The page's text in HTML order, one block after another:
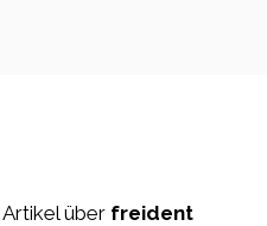
Artikel über freident